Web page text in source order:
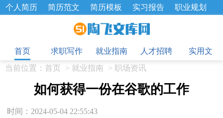
个人简历 简历范文 简历模板 实习报告
职业规划
招聘选拔 绩效考核 企业文化
工作总结
辞职报告
首页
求职写作 就业指南 人才招聘
实用文
当前位置： 首页 > 就业指南 > 职场资讯
如何获得一份在谷歌的工作
时间：2024-05-04 22:55:43